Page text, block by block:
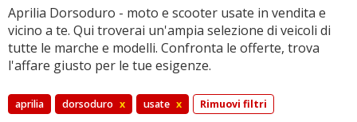
Aprilia Dorsoduro - moto e scooter usate in vendita e
vicino a te. Qui troverai un'ampia selezione di veicoli di
tutte le marche e modelli. Confronta le offerte, trova
l'affare giusto per le tue esigenze.
aprilia dorsoduro x usate x Rimuovi filtri